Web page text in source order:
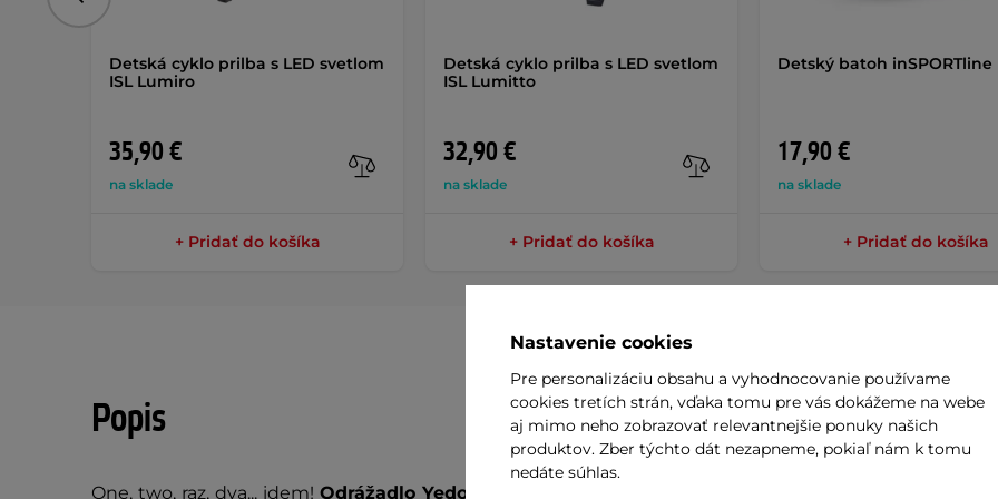
Detská cyklo prilba s LED svetlom
ISL Lumiro
35,90 €
na sklade
+ Pridať do košíka
Detská cyklo prilba s LED svetlom
ISL Lumitto
32,90 €
na sklade
+ Pridať do košíka
Detský batoh inSPORTline
17,90 €
na sklade
+ Pridať do košíka
Popis
One, two, raz, dva... idem!Odrážadlo Yedoo OneToo
Nastavenie cookies
Pre personalizáciu obsahu a vyhodnocovanie používame
cookies tretích strán, vďaka tomu pre vás dokážeme na webe
aj mimo neho zobrazovať relevantnejšie ponuky našich
produktov. Zber týchto dát nezapneme, pokiaľ nám k tomu
nedáte súhlas.